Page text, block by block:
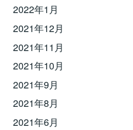
2022年1月
2021年12月
2021年11月
2021年10月
2021年9月
2021年8月
2021年6月